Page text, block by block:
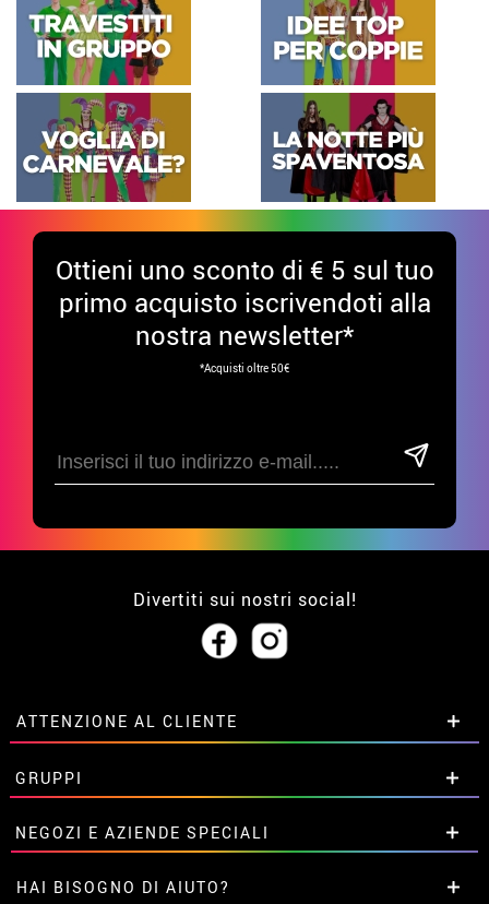
Ottieni uno sconto di € 5 sul tuo
primo acquisto iscrivendoti alla
nostra newsletter*
*Acquisti oltre 50€
Divertiti sui nostri social!
ATTENZIONE AL CLIENTE
• Su di noi
• Condizioni di vendita
• Avviso legale privacy
• Attenzione al cliente
• Utilizzo dei cookies
GRUPPI
Sconti speciali per gruppi.
Contattaci qui
NEGOZI E AZIENDE SPECIALI
Sconti speciali per gruppi.
HAI BISOGNO DI AIUTO?